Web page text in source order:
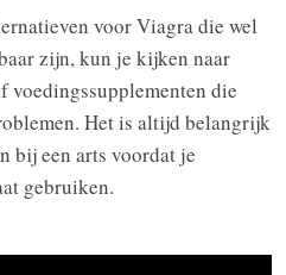
voor Viagra die wel
zijn, kun je kijken naar
voedingssupplementen die
Het is altijd belangrijk
bij een arts voordat je
gebruiken.